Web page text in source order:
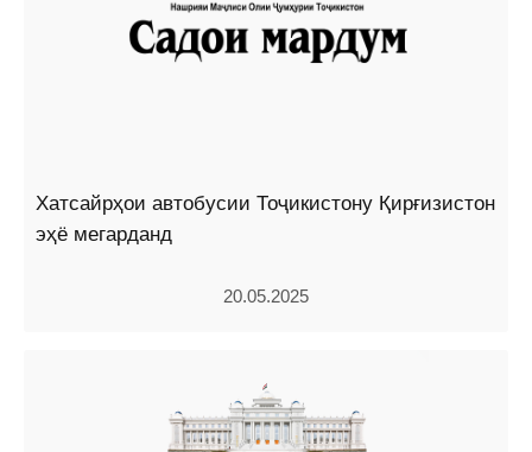
Хатсайрҳои автобусии Тоҷикистону Қирғизистон
эҳё мегарданд
20.05.2025